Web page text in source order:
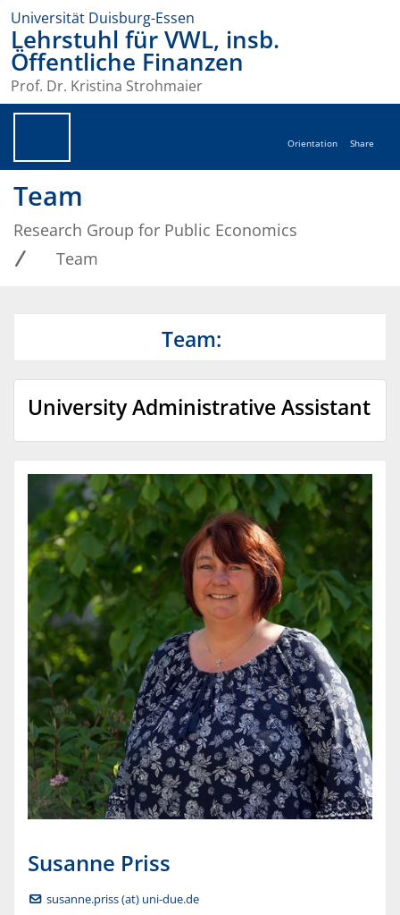
Universität Duisburg-Essen
Lehrstuhl für VWL, insb.
Öffentliche Finanzen
Prof. Dr. Kristina Strohmaier
Orientation Share
Team
Research Group for Public Economics
Team
Team:
University Administrative Assistant
Susanne Priss
susanne.priss (at) uni-due.de